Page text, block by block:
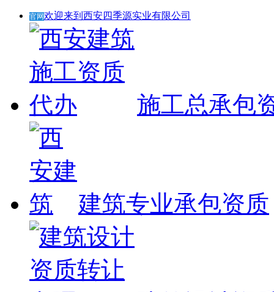
官网欢迎来到西安四季源实业有限公司
施工总承包
建筑专业承包资质